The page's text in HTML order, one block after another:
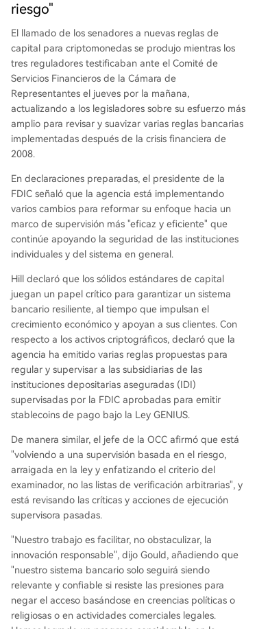
riesgo"
El llamado de los senadores a nuevas reglas de
capital para criptomonedas se produjo mientras los
tres reguladores testificaban ante el Comité de
Servicios Financieros de la Cámara de
Representantes el jueves por la mañana,
actualizando a los legisladores sobre su esfuerzo más
amplio para revisar y suavizar varias reglas bancarias
implementadas después de la crisis financiera de
2008.
En declaraciones preparadas, el presidente de la
FDIC señaló que la agencia está implementando
varios cambios para reformar su enfoque hacia un
marco de supervisión más "eficaz y eficiente" que
continúe apoyando la seguridad de las instituciones
individuales y del sistema en general.
Hill declaró que los sólidos estándares de capital
juegan un papel crítico para garantizar un sistema
bancario resiliente, al tiempo que impulsan el
crecimiento económico y apoyan a sus clientes. Con
respecto a los activos criptográficos, declaró que la
agencia ha emitido varias reglas propuestas para
regular y supervisar a las subsidiarias de las
instituciones depositarias aseguradas (IDI)
supervisadas por la FDIC aprobadas para emitir
stablecoins de pago bajo la Ley GENIUS.
De manera similar, el jefe de la OCC afirmó que está
"volviendo a una supervisión basada en el riesgo,
arraigada en la ley y enfatizando el criterio del
examinador, no las listas de verificación arbitrarias", y
está revisando las críticas y acciones de ejecución
supervisora pasadas.
"Nuestro trabajo es facilitar, no obstaculizar, la
innovación responsable", dijo Gould, añadiendo que
"nuestro sistema bancario solo seguirá siendo
relevante y confiable si resiste las presiones para
negar el acceso basándose en creencias políticas o
religiosas o en actividades comerciales legales.